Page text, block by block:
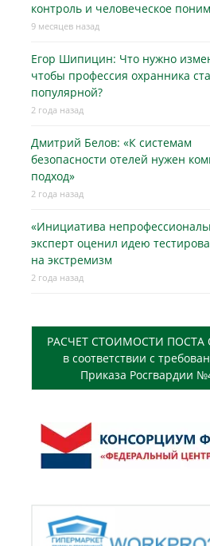
контроль и человеческое
9 месяцев назад
Егор Шипицин: Что нужно
чтобы профессия охранника
популярной?
2 года назад
Дмитрий Белов: «К системам
безопасности отелей нужен
подход»
2 года назад
«Инициатива
эксперт оценил идею
на экстремизм
2 года назад
РАСЧЕТ СТОИМОСТИ ПОСТА
в соответствии с
Приказа Росгвардии